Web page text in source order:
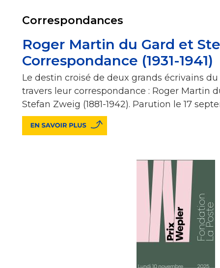
Correspondances
Roger Martin du Gard et
Correspondance (1931-1941)
Le destin croisé de deux grands écrivains du
travers leur correspondance : Roger Martin
Stefan Zweig (1881-1942). Parution le 17